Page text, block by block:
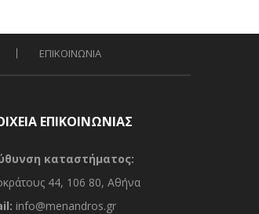
ΕΠΙΚΟΙΝΩΝΙΑ
ΕΠΙΚΟΙΝΩΝΙΑΣ
καταστήματος:
44, 106 80, Αθήνα
info@menandros.gr